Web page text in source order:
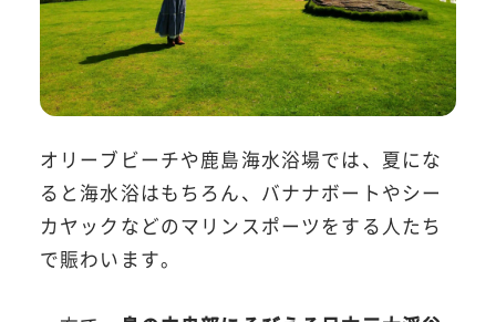
オリーブビーチや鹿島海水浴場では、夏にな
ると海水浴はもちろん、バナナボートやシー
カヤックなどのマリンスポーツをする人たち
で賑わいます。